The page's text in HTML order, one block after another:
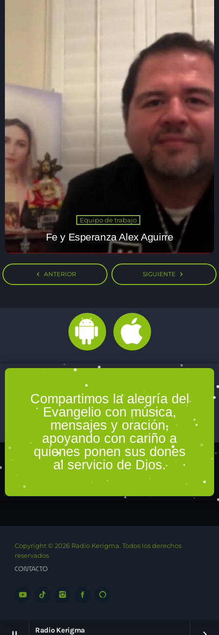
Radio Kerigma
Equipo de trabajo
Fe y Esperanza Alex Aguirre
navigate_before ANTERIOR SIGUIENTE navigate_next
Compartimos la alegría del
Evangelio con música,
mensajes y oración,
apoyando con cariño a
quienes ponen sus dones
al servicio de Dios.
Copyright © 2026 Radio Kerigma. Todos los derechos
reservados
CONTACTO